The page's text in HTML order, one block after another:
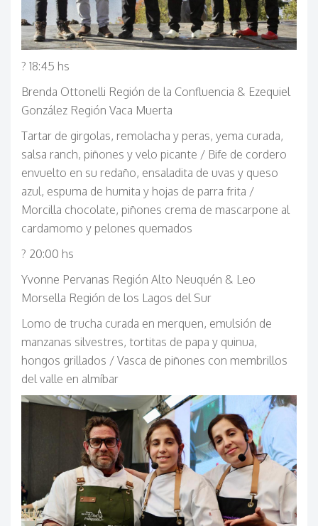
? 18:45 hs
Brenda Ottonelli Región de la Confluencia & Ezequiel
González Región Vaca Muerta
Tartar de girgolas, remolacha y peras, yema curada,
salsa ranch, piñones y velo picante / Bife de cordero
envuelto en su redaño, ensaladita de uvas y queso
azul, espuma de humita y hojas de parra frita /
Morcilla chocolate, piñones crema de mascarpone al
cardamomo y pelones quemados
? 20:00 hs
Yvonne Pervanas Región Alto Neuquén & Leo
Morsella Región de los Lagos del Sur
Lomo de trucha curada en merquen, emulsión de
manzanas silvestres, tortitas de papa y quinua,
hongos grillados / Vasca de piñones con membrillos
del valle en almíbar